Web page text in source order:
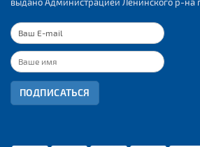
ПОДПИСАТЬСЯ